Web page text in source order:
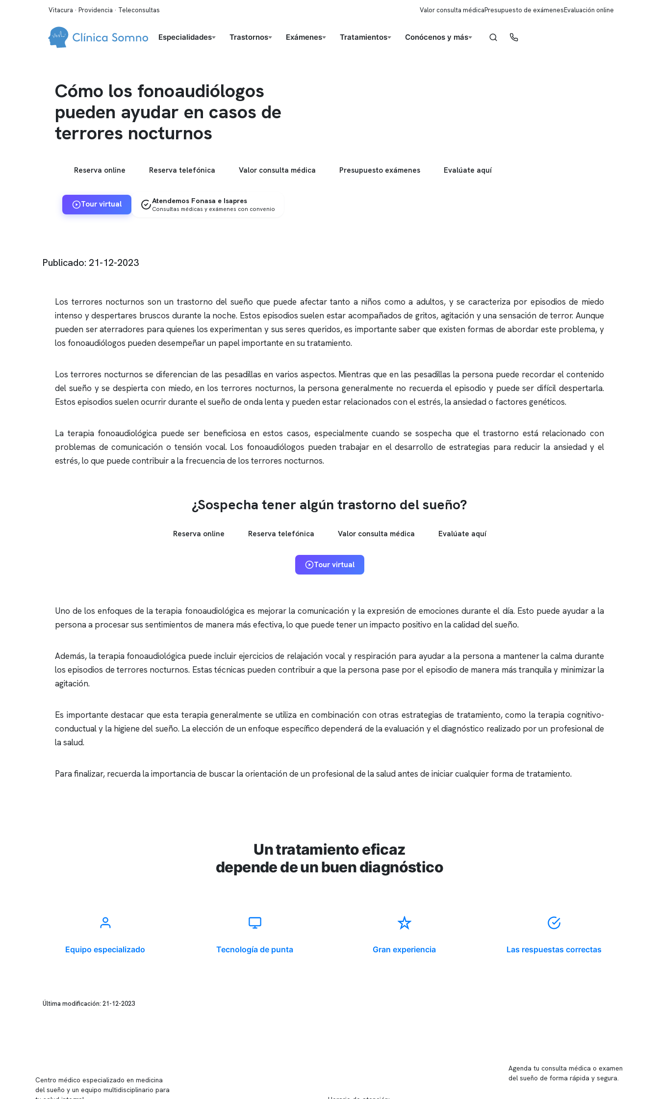
Vitacura · Providencia · Teleconsultas Valor consulta médicaPresupuesto de exámenesEvaluación online
Especialidades Trastornos Exámenes Tratamientos Conócenos y más
Cómo los fonoaudiólogos
pueden ayudar en casos de
terrores nocturnos
Reserva online Reserva telefónica Valor consulta médica Presupuesto exámenes Evalúate aquí
Tour virtual Atendemos Fonasa e Isapres
Consultas médicas y exámenes con convenio
Publicado: 21-12-2023
Los terrores nocturnos son un trastorno del sueño que puede afectar tanto a niños como a adultos, y se caracteriza por episodios de miedo
intenso y despertares bruscos durante la noche. Estos episodios suelen estar acompañados de gritos, agitación y una sensación de terror. Aunque
pueden ser aterradores para quienes los experimentan y sus seres queridos, es importante saber que existen formas de abordar este problema, y
los fonoaudiólogos pueden desempeñar un papel importante en su tratamiento.
Los terrores nocturnos se diferencian de las pesadillas en varios aspectos. Mientras que en las pesadillas la persona puede recordar el contenido
del sueño y se despierta con miedo, en los terrores nocturnos, la persona generalmente no recuerda el episodio y puede ser difícil despertarla.
Estos episodios suelen ocurrir durante el sueño de onda lenta y pueden estar relacionados con el estrés, la ansiedad o factores genéticos.
La terapia fonoaudiológica puede ser beneficiosa en estos casos, especialmente cuando se sospecha que el trastorno está relacionado con
problemas de comunicación o tensión vocal. Los fonoaudiólogos pueden trabajar en el desarrollo de estrategias para reducir la ansiedad y el
estrés, lo que puede contribuir a la frecuencia de los terrores nocturnos.
¿Sospecha tener algún trastorno del sueño?
Reserva online Reserva telefónica Valor consulta médica Evalúate aquí
Tour virtual
Uno de los enfoques de la terapia fonoaudiológica es mejorar la comunicación y la expresión de emociones durante el día. Esto puede ayudar a la
persona a procesar sus sentimientos de manera más efectiva, lo que puede tener un impacto positivo en la calidad del sueño.
Además, la terapia fonoaudiológica puede incluir ejercicios de relajación vocal y respiración para ayudar a la persona a mantener la calma durante
los episodios de terrores nocturnos. Estas técnicas pueden contribuir a que la persona pase por el episodio de manera más tranquila y minimizar la
agitación.
Es importante destacar que esta terapia generalmente se utiliza en combinación con otras estrategias de tratamiento, como la terapia cognitivo-
conductual y la higiene del sueño. La elección de un enfoque específico dependerá de la evaluación y el diagnóstico realizado por un profesional de
la salud.
Para finalizar, recuerda la importancia de buscar la orientación de un profesional de la salud antes de iniciar cualquier forma de tratamiento.
Un tratamiento eficaz
depende de un buen diagnóstico
Equipo especializado Tecnología de punta Gran experiencia Las respuestas correctas
Última modificación: 21-12-2023
Centro médico especializado en medicina
del sueño y un equipo multidisciplinario para
Agenda tu consulta médica o examen
del sueño de forma rápida y segura.